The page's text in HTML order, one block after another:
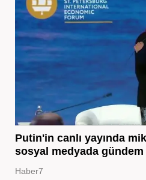
Putin'in canlı yayında
sosyal medyada
Haber7